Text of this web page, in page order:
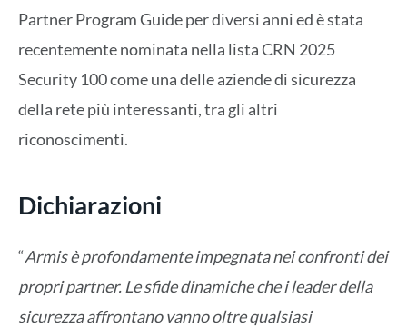
Partner Program Guide per diversi anni ed è stata
recentemente nominata nella lista CRN 2025
Security 100 come una delle aziende di sicurezza
della rete più interessanti, tra gli altri
riconoscimenti.
Dichiarazioni
“Armis è profondamente impegnata nei confronti dei
propri partner. Le sfide dinamiche che i leader della
sicurezza affrontano vanno oltre qualsiasi